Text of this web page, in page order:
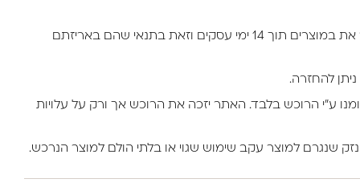
למזמין באתר יש את הזכות להחזיר את במוצרים תוך 14 ימי עסקים וזאת בתנאי שהם באריזתם
להחזרה.
ע”י הרוכש בלבד. האתר יזכה את הרוכש אך ורק על עלויות
שנגרם למוצר עקב שימוש שגוי או בלתי הולם למוצר הנרכש.